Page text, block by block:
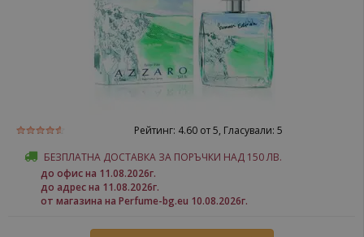
Рейтинг: 4.60от 5, Гласували: 5
БЕЗПЛАТНА ДОСТАВКА ЗА ПОРЪЧКИ НАД 150 ЛВ.
до офис на 11.08.2026г.
до адрес на 11.08.2026г.
от магазина на Perfume-bg.eu 10.08.2026г.